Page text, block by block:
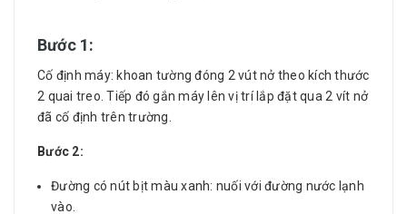
Bước 1:
Cố định máy: khoan tường đóng 2 vút nở theo kích thước
2 quai treo. Tiếp đó gắn máy lên vị trí lắp đặt qua 2 vít nở
đã cố định trên trường.
Bước 2:
Đường có nút bịt màu xanh: nuối với đường nước lạnh
vào.